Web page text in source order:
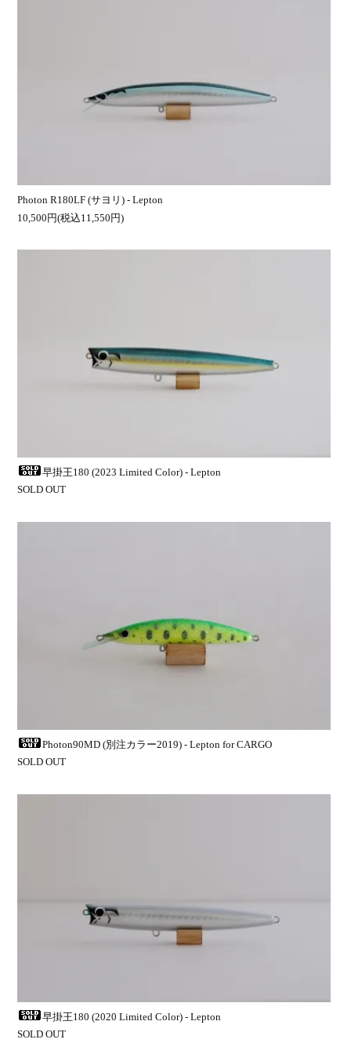
Photon R180LF (サヨリ) - Lepton
10,500円(税込11,550円)
早掛王180 (2023 Limited Color) - Lepton
SOLD OUT
Photon90MD (別注カラー2019) - Lepton for CARGO
SOLD OUT
早掛王180 (2020 Limited Color) - Lepton
SOLD OUT